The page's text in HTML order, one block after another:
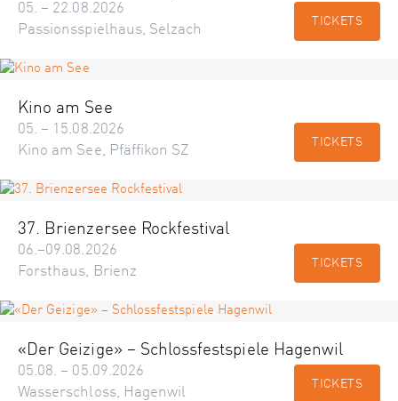
05. – 22.08.2026
Passionsspielhaus, Selzach
TICKETS
Kino am See
05. – 15.08.2026
Kino am See, Pfäffikon SZ
TICKETS
37. Brienzersee Rockfestival
06.–09.08.2026
Forsthaus, Brienz
TICKETS
«Der Geizige» – Schlossfestspiele Hagenwil
05.08. – 05.09.2026
Wasserschloss, Hagenwil
TICKETS